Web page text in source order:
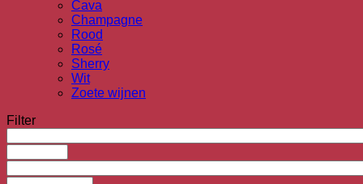
Cava
Champagne
Rood
Rosé
Sherry
Wit
Zoete wijnen
Filter